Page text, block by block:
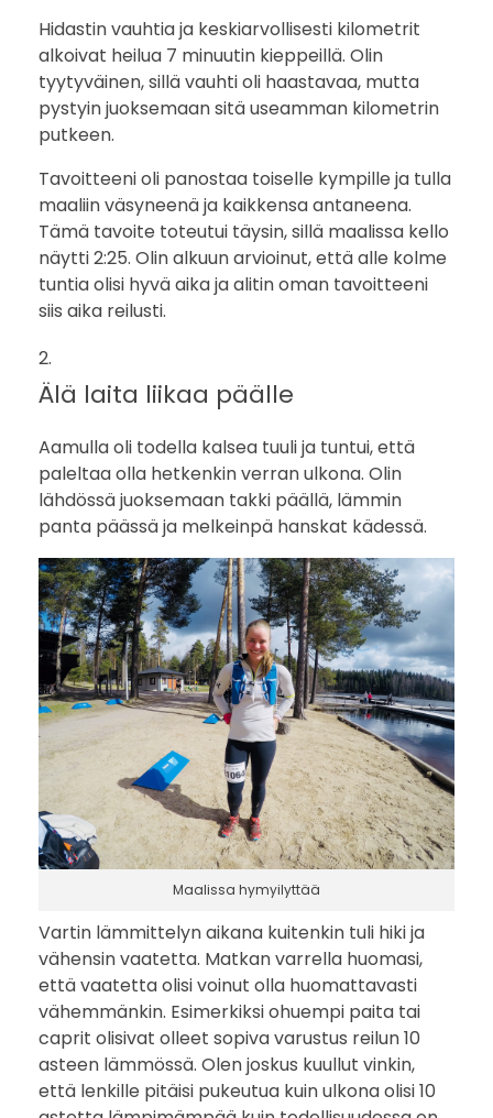
Hidastin vauhtia ja keskiarvollisesti kilometrit
alkoivat heilua 7 minuutin kieppeillä. Olin
tyytyväinen, sillä vauhti oli haastavaa, mutta
pystyin juoksemaan sitä useamman kilometrin
putkeen.
Tavoitteeni oli panostaa toiselle kympille ja tulla
maaliin väsyneenä ja kaikkensa antaneena.
Tämä tavoite toteutui täysin, sillä maalissa kello
näytti 2:25. Olin alkuun arvioinut, että alle kolme
tuntia olisi hyvä aika ja alitin oman tavoitteeni
siis aika reilusti.
Älä laita liikaa päälle
Aamulla oli todella kalsea tuuli ja tuntui, että
paleltaa olla hetkenkin verran ulkona. Olin
lähdössä juoksemaan takki päällä, lämmin
panta päässä ja melkeinpä hanskat kädessä.
Maalissa hymyilyttää
Vartin lämmittelyn aikana kuitenkin tuli hiki ja
vähensin vaatetta. Matkan varrella huomasi,
että vaatetta olisi voinut olla huomattavasti
vähemmänkin. Esimerkiksi ohuempi paita tai
caprit olisivat olleet sopiva varustus reilun 10
asteen lämmössä. Olen joskus kuullut vinkin,
että lenkille pitäisi pukeutua kuin ulkona olisi 10